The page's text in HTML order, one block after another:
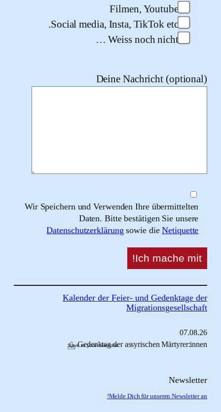
Filmen, Youtube
Social media, Insta, TikTok etc.
Weiss noch nicht …
Deine Nachricht
Wir Speichern und Verwenden Ihre
Daten. Bitte bestätigen Sie
Datenschutzerklärungsowie die
Kalender der Feier- und
Gedenktag der assyrischen
Save to your calendar
Melde Dich für unseren